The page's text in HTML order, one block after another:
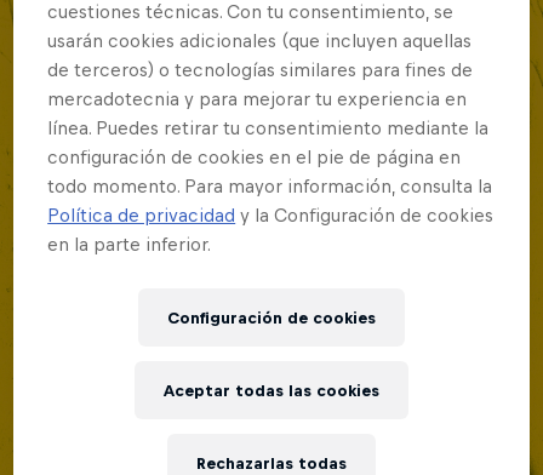
Red Bull Batalla Final Torneo de Plazas
2026
19 Septiembre 2026
Lima, Peru
cuestiones técnicas. Con tu consentimiento, se
usarán cookies adicionales (que incluyen aquellas
de terceros) o tecnologías similares para fines de
mercadotecnia y para mejorar tu experiencia en
línea. Puedes retirar tu consentimiento mediante la
configuración de cookies en el pie de página en
todo momento. Para mayor información, consulta la
Política de privacidad y la Configuración de cookies
en la parte inferior.
Configuración de cookies
Rechazarlas todas
Aceptar todas las cookies